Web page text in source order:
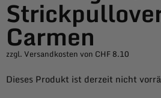
Carmen
zzgl. Versandkosten von CHF 8.10
Dieses Produkt ist derzeit nicht